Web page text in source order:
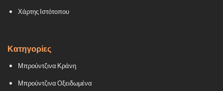
Χάρτης Ιστότοπου
Κατηγορίες
Μπρούντζινα Κράνη
Μπρούντζινα Οξειδωμένα